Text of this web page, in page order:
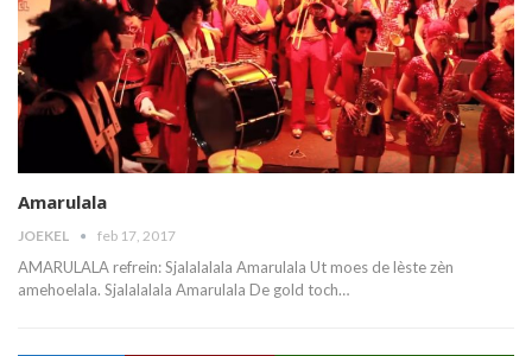
Amarulala
JOEKEL feb 17, 2017
AMARULALA refrein: Sjalalalala Amarulala Ut moes de lèste zèn
amehoelala. Sjalalalala Amarulala De gold toch…